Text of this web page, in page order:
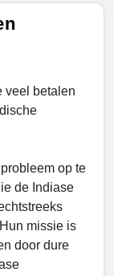
veel betalen
op te
de Indiase
missie is
door dure